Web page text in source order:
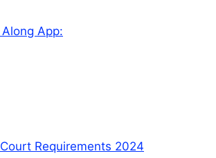
App:
Requirements 2024